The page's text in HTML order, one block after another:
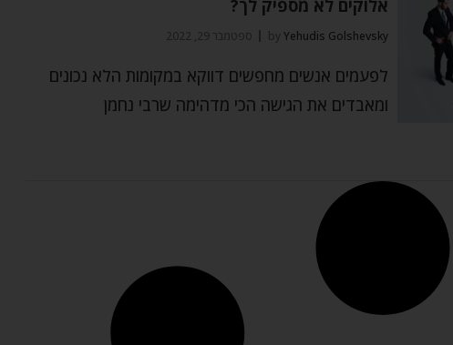
אלוקים לא מספיק לך?
by Yehudis Golshevsky ספטמבר 29, 2022
לפעמים אנשים מחפשים דווקא במקומות הלא נכונים
ומאבדים את הגישה הכי מדהימה שרבי נחמן